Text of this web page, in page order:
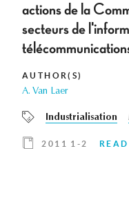
actions de la
secteurs de
AUTHOR(S)
A. Van Laer
Industrialisation
2011 1-2